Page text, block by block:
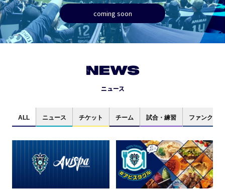
coming soon
NEWS
ニュース
ALL ニュース チケット チーム 試合・練習 ファンクラブ